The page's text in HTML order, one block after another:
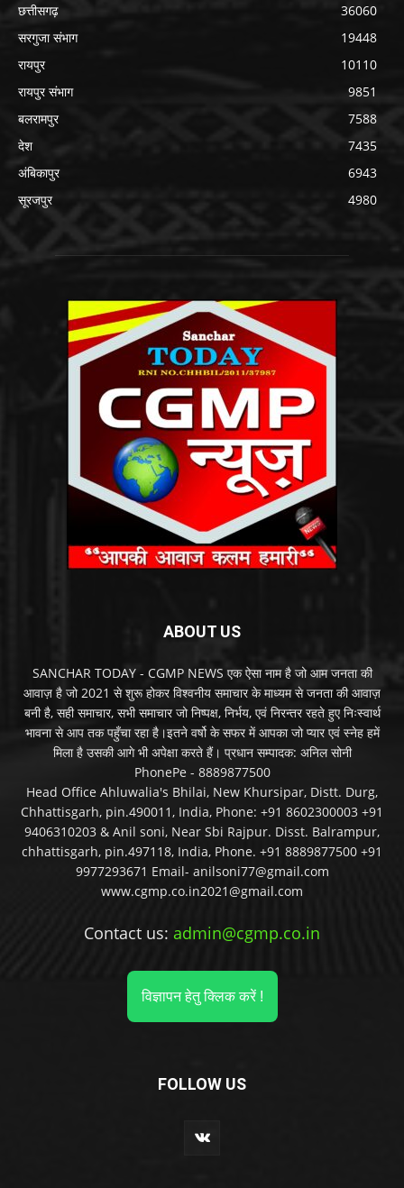
छत्तीसगढ़
36060
सरगुजा संभाग
19448
रायपुर
10110
रायपुर संभाग
9851
बलरामपुर
7588
देश
7435
अंबिकापुर
6943
सूरजपुर
4980
ABOUT US
SANCHAR TODAY - CGMP NEWS एक ऐसा नाम है जो आम जनता की
आवाज़ है जो 2021 से शुरू होकर विश्वनीय समाचार के माध्यम से जनता की आवाज़
बनी है, सही समाचार, सभी समाचार जो निष्पक्ष, निर्भय, एवं निरन्तर रहते हुए निःस्वार्थ
भावना से आप तक पहुँचा रहा है।इतने वर्षो के सफर में आपका जो प्यार एवं स्नेह हमें
मिला है उसकी आगे भी अपेक्षा करते हैं। प्रधान सम्पादक: अनिल सोनी
PhonePe - 8889877500
Head Office Ahluwalia's Bhilai, New Khursipar, Distt. Durg,
Chhattisgarh, pin.490011, India, Phone: +91 8602300003 +91
9406310203 & Anil soni, Near Sbi Rajpur. Disst. Balrampur,
chhattisgarh, pin.497118, India, Phone. +91 8889877500 +91
9977293671 Email- anilsoni77@gmail.com
www.cgmp.co.in2021@gmail.com
Contact us: admin@cgmp.co.in
विज्ञापन हेतु क्लिक करें !
FOLLOW US